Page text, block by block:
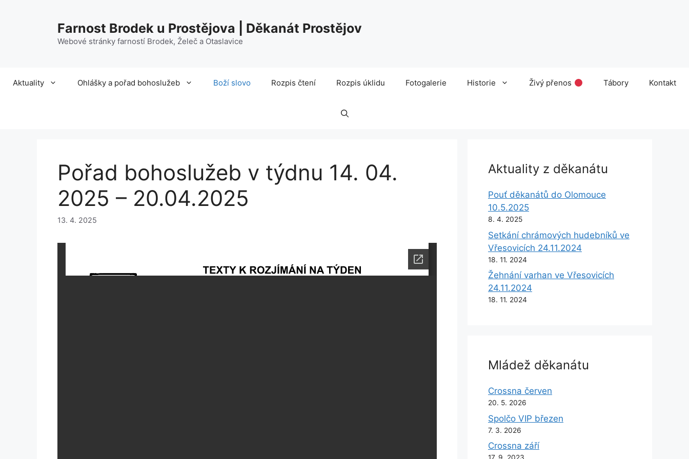
Farnost Brodek u Prostějova | Děkanát Prostějov
Webové stránky farností Brodek, Želeč a Otaslavice
Aktuality Ohlášky a pořad bohoslužeb Boží slovo Rozpis čtení Rozpis úklidu Fotogalerie Historie Živý přenos Tábory Kontakt
Pořad bohoslužeb v týdnu 14. 04.
2025 – 20.04.2025
13. 4. 2025
Aktuality z děkanátu
Pouť děkanátů do Olomouce
10.5.2025
8. 4. 2025
Setkání chrámových hudebníků ve
Vřesovicích 24.11.2024
18. 11. 2024
Žehnání varhan ve Vřesovicích
24.11.2024
18. 11. 2024
Mládež děkanátu
Crossna červen
20. 5. 2026
Spolčo VIP březen
7. 3. 2026
Crossna září